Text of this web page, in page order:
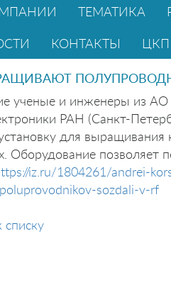
ТЕМАТИКА
КОНТАКТЫ ЦКП
ученые и инженеры из
РАН (Санкт-
для
Оборудование позволяет
iz.ru/1804261/andrei-
sozdali-v-rf
списку